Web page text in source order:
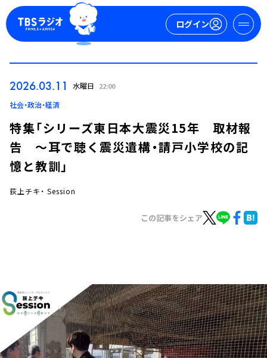
ログイン
イベント・グッズ
YouTube
会社情報
2026.03.11 水曜日 22:00
社会・政治・経済
特集「シリーズ東日本大震災15年 取材報
告 ～耳で聴く震災遺構・請戸小学校の記
憶と教訓」
荻上チキ・ Session
この記事をシェア